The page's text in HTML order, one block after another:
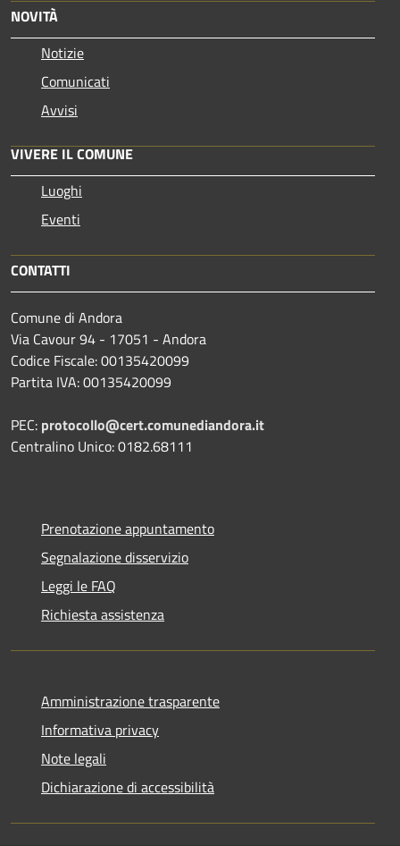
NOVITÀ
Notizie
Comunicati
Avvisi
VIVERE IL COMUNE
Luoghi
Eventi
CONTATTI
Comune di Andora
Via Cavour 94 - 17051 - Andora
Codice Fiscale: 00135420099
Partita IVA: 00135420099
PEC: protocollo@cert.comunediandora.it
Centralino Unico: 0182.68111
Prenotazione appuntamento
Segnalazione disservizio
Leggi le FAQ
Richiesta assistenza
Amministrazione trasparente
Informativa privacy
Note legali
Dichiarazione di accessibilità